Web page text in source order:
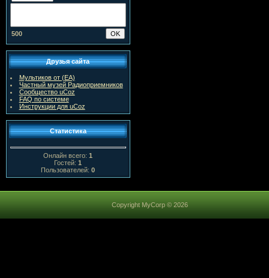
500
Друзья сайта
Мультиков от (ЕА)
Частный музей Радиоприемников
Сообщество uCoz
FAQ по системе
Инструкции для uCoz
Статистика
Онлайн всего:1
Гостей:1
Пользователей:0
Copyright MyCorp © 2026